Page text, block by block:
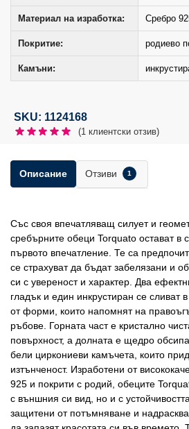
Материал на изработка: Сребро
Покритие: родиево
Камъни:
SKU: 1124168
(1 клиентски отзив)
Описание Отзиви 1
Със своя впечатляващ силует и
сребърните обеци Torquato остават в
първото впечатление. Те са
се страхуват да бъдат забелязани и
си с увереност и характер. Два
гладък и един инкрустиран се сливат
от форми, които напомнят на
ръбове. Горната част е кристално
повърхност, а долната е щедро
бели циркониеви камъчета, които
изтънченост. Изработени от
925 и покрити с родий, обеците
с външния си вид, но и с
защитени от потъмняване и